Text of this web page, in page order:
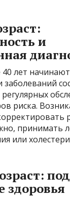
и
40 лет
риска.
принимать
или
здоровья